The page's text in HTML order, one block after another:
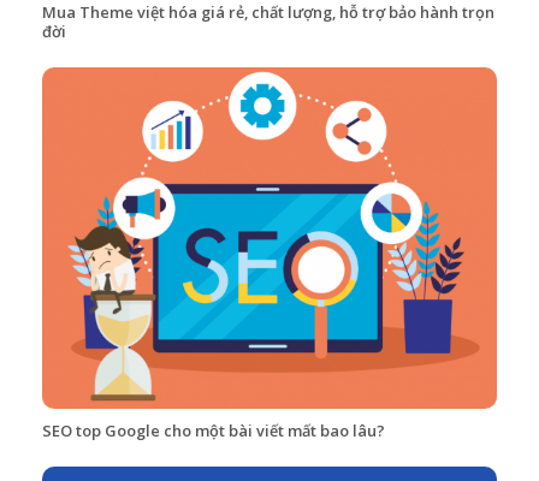
Mua Theme việt hóa giá rẻ, chất lượng, hỗ trợ bảo hành trọn
đời
SEO top Google cho một bài viết mất bao lâu?